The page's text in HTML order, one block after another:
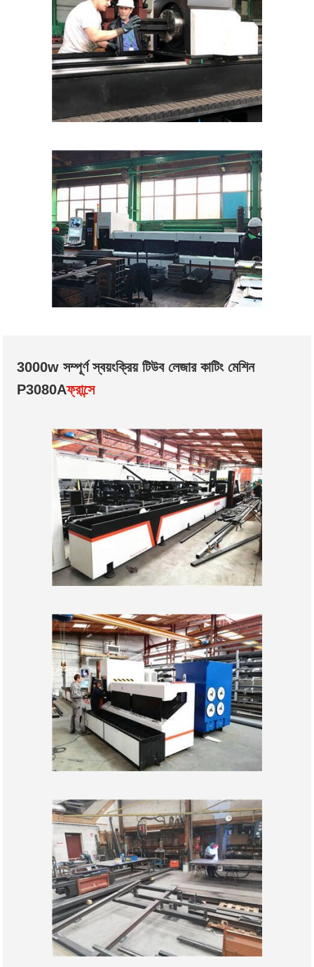
3000w সম্পূর্ণ স্বয়ংক্রিয় টিউব লেজার কাটিং মেশিন
P3080Aফ্রান্সে